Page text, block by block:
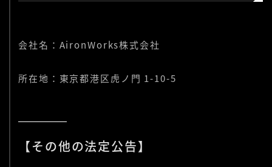
会社名：AironWorks株式会社
所在地：東京都港区虎ノ門 1-10-5
【その他の法定公告】